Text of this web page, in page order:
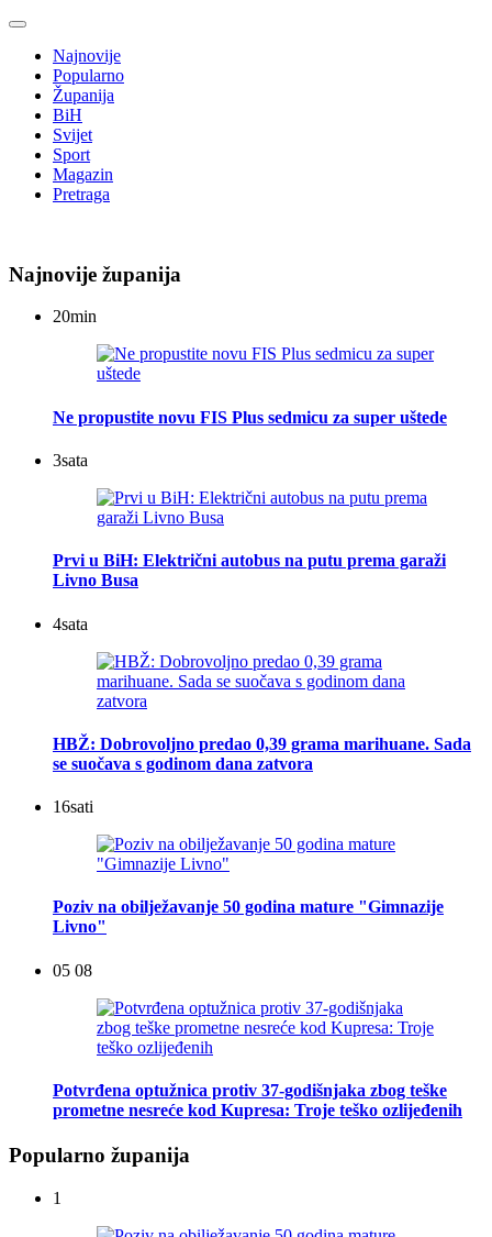
Najnovije
Popularno
Županija
BiH
Svijet
Sport
Magazin
Pretraga
Najnovije županija
20min
Ne propustite novu FIS Plus sedmicu za super uštede
3sata
Prvi u BiH: Električni autobus na putu prema garaži
Livno Busa
4sata
HBŽ: Dobrovoljno predao 0,39 grama marihuane. Sada
se suočava s godinom dana zatvora
16sati
Poziv na obilježavanje 50 godina mature "Gimnazije
Livno"
05 08
Potvrđena optužnica protiv 37-godišnjaka zbog teške
prometne nesreće kod Kupresa: Troje teško ozlijeđenih
Popularno županija
1